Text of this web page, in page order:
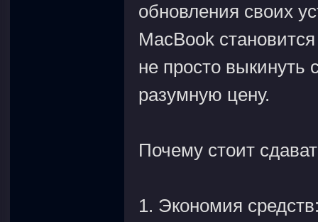
обновления своих
MacBook
не просто выкинуть
разумную цену.
Почему стоит
1. Экономия